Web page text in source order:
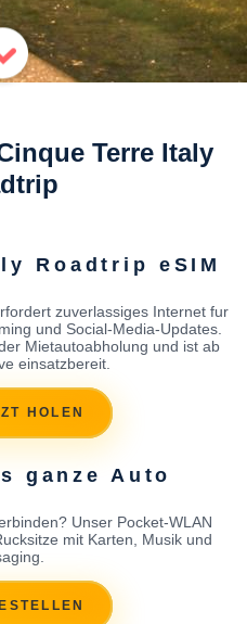
Terre Italy
Roadtrip eSIM
zuverlassiges Internet fur
und Social-Media-Updates.
Mietautoabholung und ist ab
einsatzbereit.
HOLEN
ganze Auto
Unser Pocket-WLAN
mit Karten, Musik und